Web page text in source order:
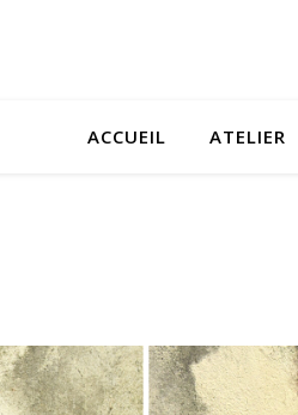
ACCUEIL ATELIER